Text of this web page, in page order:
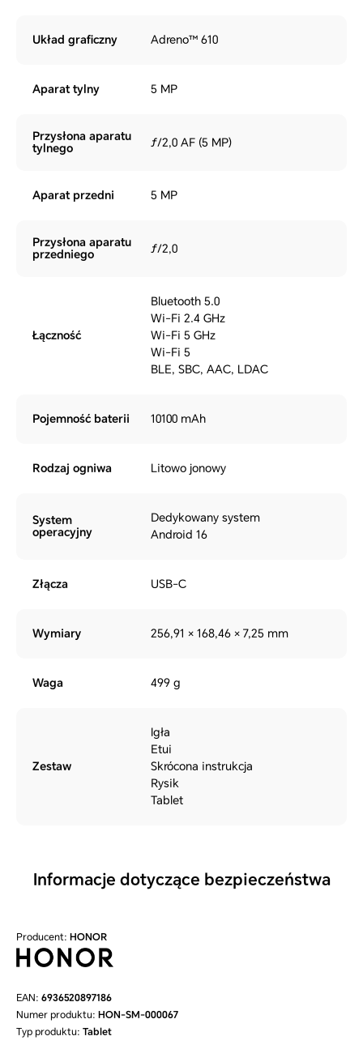
Układ graficzny Adreno™ 610
Aparat tylny 5 MP
Przysłona aparatu
tylnego
ƒ/2,0 AF (5 MP)
Aparat przedni 5 MP
Przysłona aparatu
przedniego
ƒ/2,0
Łączność
Bluetooth 5.0
Wi-Fi 2.4 GHz
Wi-Fi 5 GHz
Wi-Fi 5
BLE, SBC, AAC, LDAC
Pojemność baterii 10100 mAh
Rodzaj ogniwa Litowo jonowy
System
operacyjny
Dedykowany system
Android 16
Złącza USB-C
Wymiary 256,91 × 168,46 × 7,25 mm
Waga 499 g
Zestaw
Igła
Etui
Skrócona instrukcja
Rysik
Tablet
Informacje dotyczące bezpieczeństwa
Producent: HONOR
EAN: 6936520897186
Numer produktu: HON-SM-000067
Typ produktu: Tablet